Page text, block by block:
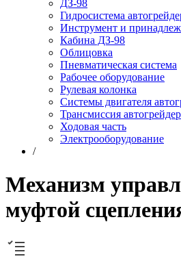
ДЗ-98
Гидросистема
Инструмент и
Кабина ДЗ-98
Облицовка
Пневматическая система
Рабочее оборудование
Рулевая колонка
Системы двигателя
Трансмиссия
Ходовая часть
Электрооборудование
/
Механизм
муфтой